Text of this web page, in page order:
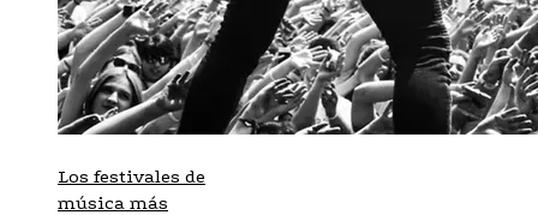
Los festivales de
música más